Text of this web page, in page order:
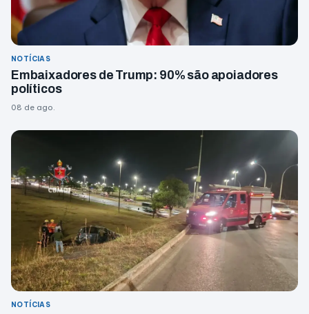
NOTÍCIAS
Embaixadores de Trump: 90% são apoiadores
políticos
08 de ago.
NOTÍCIAS